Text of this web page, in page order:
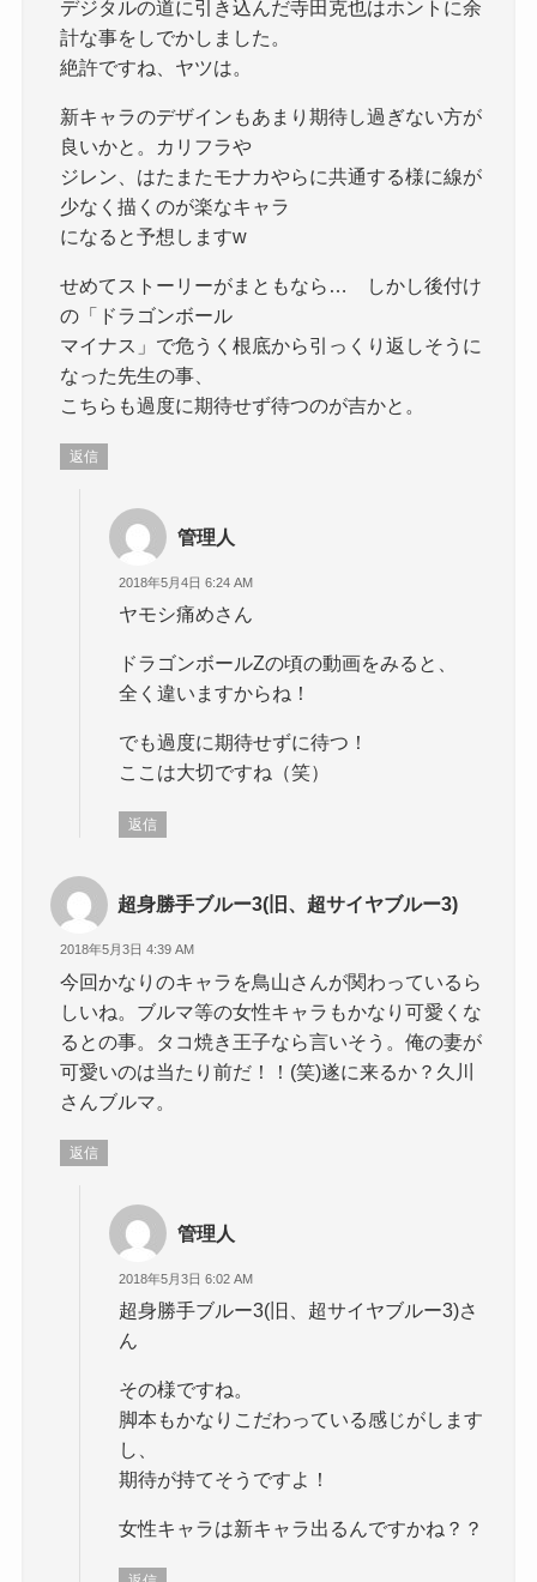
デジタルの道に引き込んだ寺田克也はホントに余
計な事をしでかしました。
絶許ですね、ヤツは。
新キャラのデザインもあまり期待し過ぎない方が
良いかと。カリフラや
ジレン、はたまたモナカやらに共通する様に線が
少なく描くのが楽なキャラ
になると予想しますw
せめてストーリーがまともなら… しかし後付け
の「ドラゴンボール
マイナス」で危うく根底から引っくり返しそうに
なった先生の事、
こちらも過度に期待せず待つのが吉かと。
返信
管理人
2018年5月4日 6:24 AM
ヤモシ痛めさん
ドラゴンボールZの頃の動画をみると、
全く違いますからね！
でも過度に期待せずに待つ！
ここは大切ですね（笑）
返信
超身勝手ブルー3(旧、超サイヤブルー3)
2018年5月3日 4:39 AM
今回かなりのキャラを鳥山さんが関わっているら
しいね。ブルマ等の女性キャラもかなり可愛くな
るとの事。タコ焼き王子なら言いそう。俺の妻が
可愛いのは当たり前だ！！(笑)遂に来るか？久川
さんブルマ。
返信
管理人
2018年5月3日 6:02 AM
超身勝手ブルー3(旧、超サイヤブルー3)さ
ん
その様ですね。
脚本もかなりこだわっている感じがします
し、
期待が持てそうですよ！
女性キャラは新キャラ出るんですかね？？